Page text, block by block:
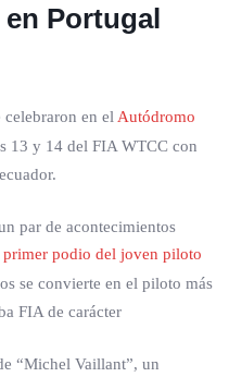
Portugal
en el Autódromo
13 y 14 del FIA WTCC con
par de acontecimientos
primer podio del joven piloto
se convierte en el piloto más
FIA de carácter
“Michel Vaillant”, un